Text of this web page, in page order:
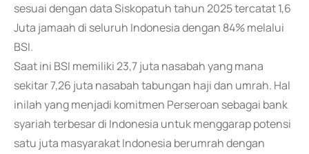
sesuai dengan data Siskopatuh tahun 2025 tercatat 1,6
Juta jamaah di seluruh Indonesia dengan 84% melalui
BSI.
Saat ini BSI memiliki 23,7 juta nasabah yang mana
sekitar 7,26 juta nasabah tabungan haji dan umrah. Hal
inilah yang menjadi komitmen Perseroan sebagai bank
syariah terbesar di Indonesia untuk menggarap potensi
satu juta masyarakat Indonesia berumrah dengan